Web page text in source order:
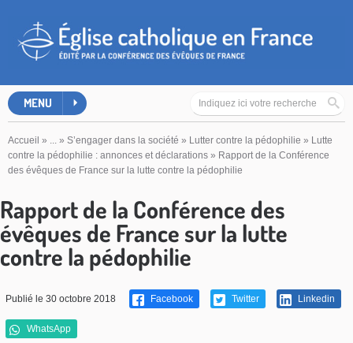
MENU
Accueil » ... » S’engager dans la société » Lutter contre la pédophilie » Lutte
contre la pédophilie : annonces et déclarations » Rapport de la Conférence
des évêques de France sur la lutte contre la pédophilie
Rapport de la Conférence des
évêques de France sur la lutte
contre la pédophilie
Publié le 30 octobre 2018 Facebook Twitter Linkedin
WhatsApp